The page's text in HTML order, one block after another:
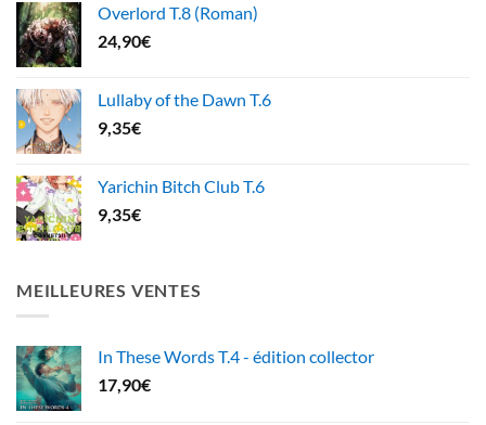
Overlord T.8 (Roman)
24,90€
Lullaby of the Dawn T.6
9,35€
Yarichin Bitch Club T.6
9,35€
MEILLEURES VENTES
In These Words T.4 - édition collector
17,90€